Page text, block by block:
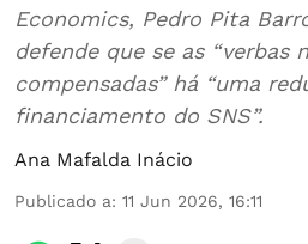
Economics, Pedro Pita
defende que se as “verbas
compensadas” há “uma
financiamento do SNS”.
Ana Mafalda Inácio
Publicado a: 11 Jun 2026, 16:11